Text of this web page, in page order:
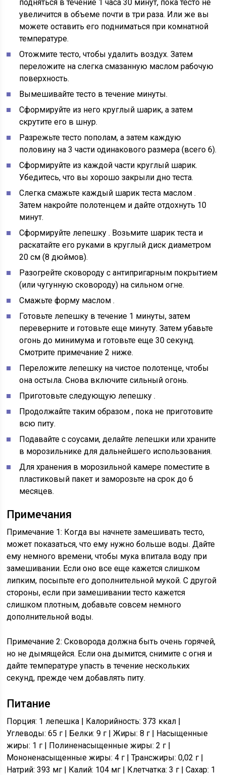
подняться в течение 1 часа 30 минут, пока тесто не
увеличится в объеме почти в три раза. Или же вы
можете оставить его подниматься при комнатной
температуре.
Отожмите тесто, чтобы удалить воздух. Затем
переложите на слегка смазанную маслом рабочую
поверхность.
Вымешивайте тесто в течение минуты.
Сформируйте из него круглый шарик, а затем
скрутите его в шнур.
Разрежьте тесто пополам, а затем каждую
половину на 3 части одинакового размера (всего 6).
Сформируйте из каждой части круглый шарик.
Убедитесь, что вы хорошо закрыли дно теста.
Слегка смажьте каждый шарик теста маслом .
Затем накройте полотенцем и дайте отдохнуть 10
минут.
Сформируйте лепешку . Возьмите шарик теста и
раскатайте его руками в круглый диск диаметром
20 см (8 дюймов).
Разогрейте сковороду с антипригарным покрытием
(или чугунную сковороду) на сильном огне.
Смажьте форму маслом .
Готовьте лепешку в течение 1 минуты, затем
переверните и готовьте еще минуту. Затем убавьте
огонь до минимума и готовьте еще 30 секунд.
Смотрите примечание 2 ниже.
Переложите лепешку на чистое полотенце, чтобы
она остыла. Снова включите сильный огонь.
Приготовьте следующую лепешку .
Продолжайте таким образом , пока не приготовите
всю питу.
Подавайте с соусами, делайте лепешки или храните
в морозильнике для дальнейшего использования.
Для хранения в морозильной камере поместите в
пластиковый пакет и заморозьте на срок до 6
месяцев.
Примечания
Примечание 1: Когда вы начнете замешивать тесто,
может показаться, что ему нужно больше воды. Дайте
ему немного времени, чтобы мука впитала воду при
замешивании. Если оно все еще кажется слишком
липким, посыпьте его дополнительной мукой. С другой
стороны, если при замешивании тесто кажется
слишком плотным, добавьте совсем немного
дополнительной воды.
Примечание 2: Сковорода должна быть очень горячей,
но не дымящейся. Если она дымится, снимите с огня и
дайте температуре упасть в течение нескольких
секунд, прежде чем добавлять питу.
Питание
Порция: 1 лепешка | Калорийность: 373 ккал |
Углеводы: 65 г | Белки: 9 г | Жиры: 8 г | Насыщенные
жиры: 1 г | Полиненасыщенные жиры: 2 г |
Мононенасыщенные жиры: 4 г | Трансжиры: 0,02 г |
Натрий: 393 мг | Калий: 104 мг | Клетчатка: 3 г | Сахар: 1